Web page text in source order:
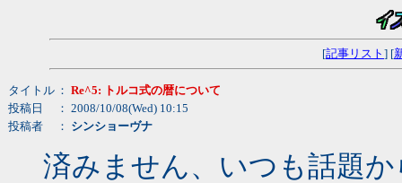
[記事リスト ] [
タイトル ： Re^5: トルコ式の暦について
投稿日
： 2008/10/08(Wed) 10:15
投稿者
： シンショーヴナ
済みません、いつも話題